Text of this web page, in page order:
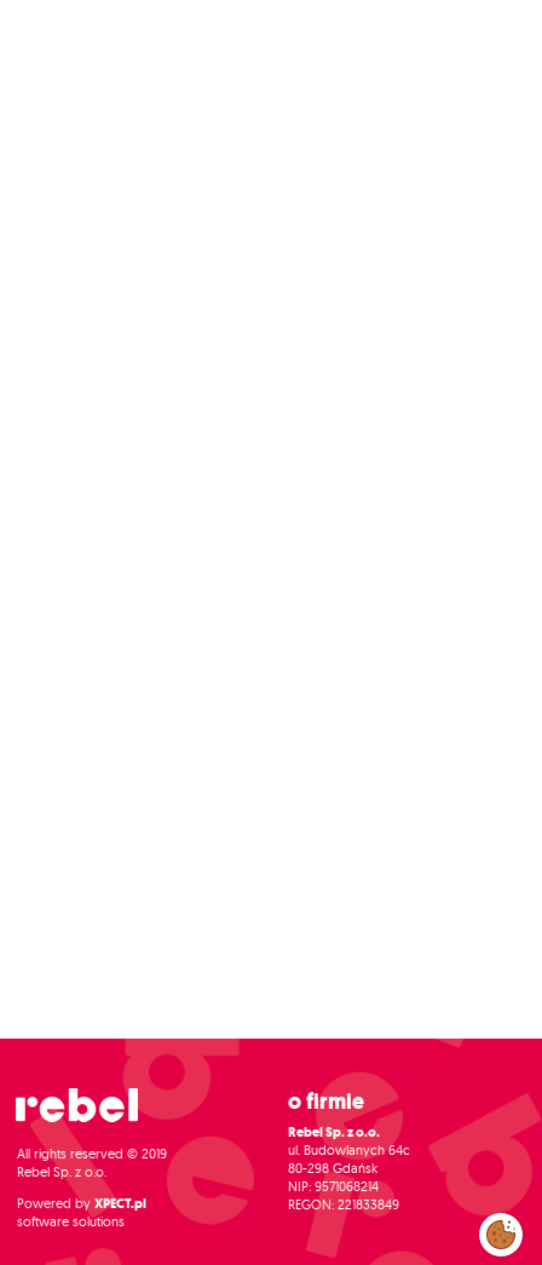
All rights reserved © 2019
Rebel Sp. z o.o.
Powered by XPECT.pl
software solutions
O firmie
Rebel Sp. z o.o.
ul. Budowlanych 64c
80-298 Gdańsk
NIP: 9571068214
REGON: 221833849
Zarządzaj
preferencjami
cookies